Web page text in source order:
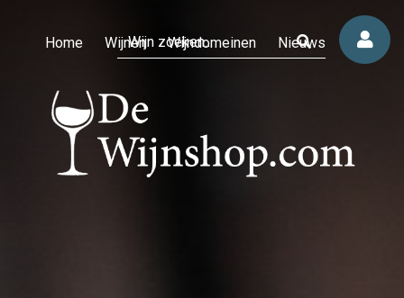
Home Wijnen Wijndomeinen Nieuws